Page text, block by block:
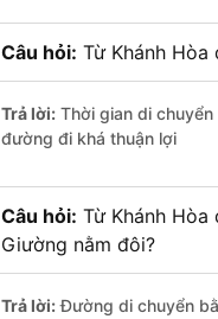
Câu hỏi: Từ Khánh
Trả lời: Thời gian di chuyển
đường đi khá thuận lợi
Câu hỏi: Từ Khánh
Giường nằm đôi?
Trả lời:Đường di chuyển